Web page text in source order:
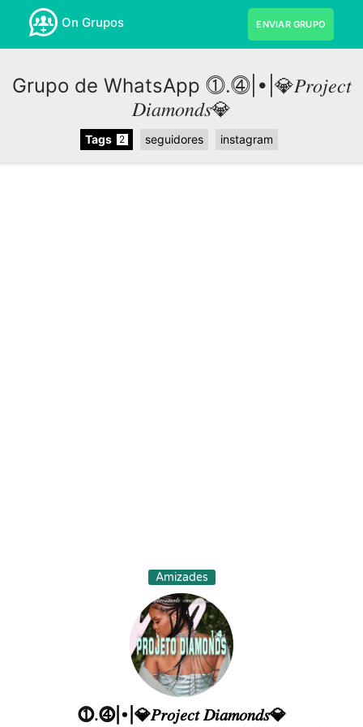
On Grupos ENVIAR GRUPO
Grupo de WhatsApp ⓵.⓸|•|💎𝑃𝑟𝑜𝑗𝑒𝑐𝑡
𝐷𝑖𝑎𝑚𝑜𝑛𝑑𝑠💎
Tags 2 seguidores instagram
Amizades
⓵.⓸|•|💎𝑃𝑟𝑜𝑗𝑒𝑐𝑡 𝐷𝑖𝑎𝑚𝑜𝑛𝑑𝑠💎